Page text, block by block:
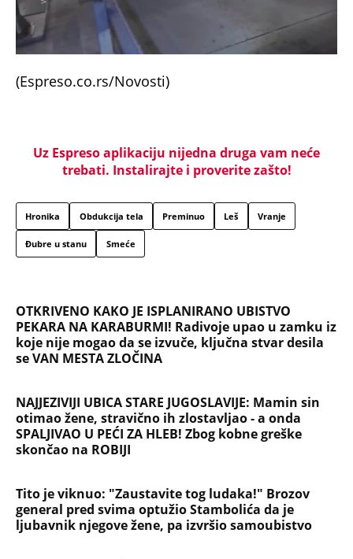
(Espreso.co.rs/Novosti)
Uz Espreso aplikaciju nijedna druga vam neće
trebati. Instalirajte i proverite zašto!
Hronika Obdukcija tela Preminuo Leš Vranje
Đubre u stanu Smeće
OTKRIVENO KAKO JE ISPLANIRANO UBISTVO
PEKARA NA KARABURMI! Radivoje upao u zamku iz
koje nije mogao da se izvuče, ključna stvar desila
se VAN MESTA ZLOČINA
NAJJEZIVIJI UBICA STARE JUGOSLAVIJE: Mamin sin
otimao žene, stravično ih zlostavljao - a onda
SPALJIVAO U PEĆI ZA HLEB! Zbog kobne greške
skončao na ROBIJI
Tito je viknuo: "Zaustavite tog ludaka!" Brozov
general pred svima optužio Stambolića da je
ljubavnik njegove žene, pa izvršio samoubistvo